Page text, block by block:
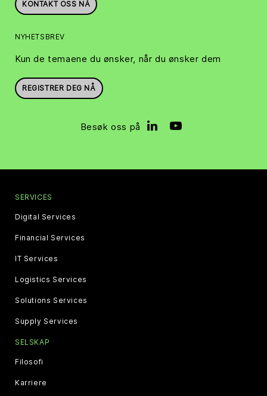
KONTAKT OSS NÅ
NYHETSBREV
Kun de temaene du ønsker, når du ønsker dem
REGISTRER DEG NÅ
Besøk oss på
SERVICES
Digital Services
Financial Services
IT Services
Logistics Services
Solutions Services
Supply Services
SELSKAP
Filosofi
Karriere